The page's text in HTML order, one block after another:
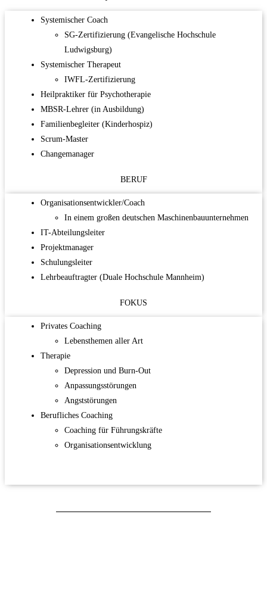
Systemischer Coach
SG-Zertifizierung (Evangelische Hochschule
Ludwigsburg)
Systemischer Therapeut
IWFL-Zertifizierung
Heilpraktiker für Psychotherapie
MBSR-Lehrer (in Ausbildung)
Familienbegleiter (Kinderhospiz)
Scrum-Master
Changemanager
BERUF
Organisationsentwickler/Coach
In einem großen deutschen Maschinenbauunternehmen
IT-Abteilungsleiter
Projektmanager
Schulungsleiter
Lehrbeauftragter (Duale Hochschule Mannheim)
FOKUS
Privates Coaching
Lebensthemen aller Art
Therapie
Depression und Burn-Out
Anpassungsstörungen
Angststörungen
Berufliches Coaching
Coaching für Führungskräfte
Organisationsentwicklung